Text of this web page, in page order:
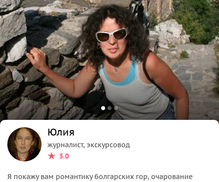
Юлия
журналист, экскурсовод
3.0
Я покажу вам романтику болгарских гор, очарование